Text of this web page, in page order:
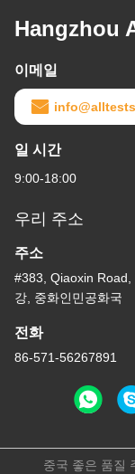
Hangzhou
이메일
일 시간
9:00-18:00
우리 주소
주소
#383, Qiaoxin
강, 중화인민공화국
전화
86-571-56267891
중국 좋은 품질